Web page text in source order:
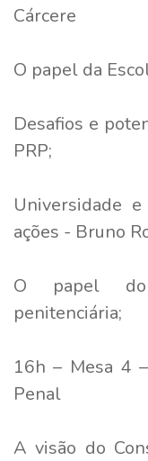
Cárcere
O papel da
Desafios e
PRP;
Universidade
ações - Bruno
O papel do
penitenciária;
16h – Mesa 4
Penal
A visão do